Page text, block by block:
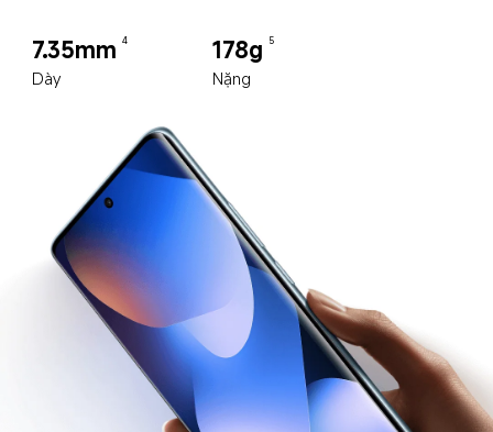
7.35mm 4
Dày
178g 5
Nặng